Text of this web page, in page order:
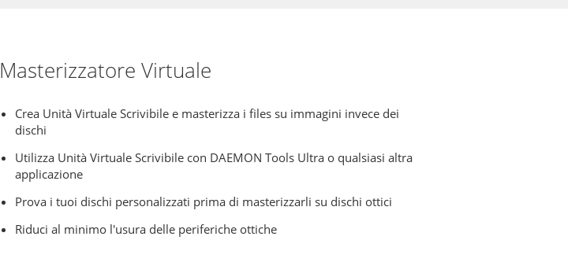
Masterizzatore Virtuale
Crea Unità Virtuale Scrivibile e masterizza i files su immagini invece dei
dischi
Utilizza Unità Virtuale Scrivibile con DAEMON Tools Ultra o qualsiasi altra
applicazione
Prova i tuoi dischi personalizzati prima di masterizzarli su dischi ottici
Riduci al minimo l'usura delle periferiche ottiche